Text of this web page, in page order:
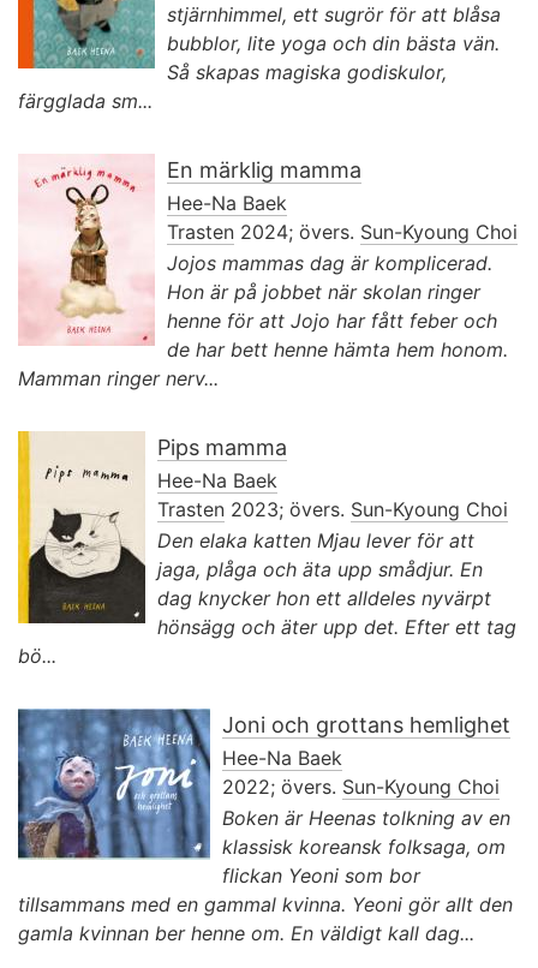
stjärnhimmel, ett sugrör för att blåsa
bubblor, lite yoga och din bästa vän.
Så skapas magiska godiskulor,
färgglada sm...
En märklig mamma
Hee-Na Baek
Trasten 2024; övers. Sun-Kyoung Choi
Jojos mammas dag är komplicerad.
Hon är på jobbet när skolan ringer
henne för att Jojo har fått feber och
de har bett henne hämta hem honom.
Mamman ringer nerv...
Pips mamma
Hee-Na Baek
Trasten 2023; övers. Sun-Kyoung Choi
Den elaka katten Mjau lever för att
jaga, plåga och äta upp smådjur. En
dag knycker hon ett alldeles nyvärpt
hönsägg och äter upp det. Efter ett tag
bö...
Joni och grottans hemlighet
Hee-Na Baek
2022; övers. Sun-Kyoung Choi
Boken är Heenas tolkning av en
klassisk koreansk folksaga, om
flickan Yeoni som bor
tillsammans med en gammal kvinna. Yeoni gör allt den
gamla kvinnan ber henne om. En väldigt kall dag...